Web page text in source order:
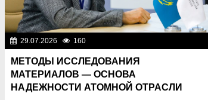
29.07.2026 160
МЕТОДЫ ИССЛЕДОВАНИЯ
МАТЕРИАЛОВ — ОСНОВА
НАДЕЖНОСТИ АТОМНОЙ ОТРАСЛИ